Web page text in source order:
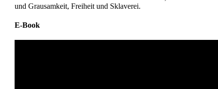
und Grausamkeit, Freiheit und Sklaverei.
E-Book